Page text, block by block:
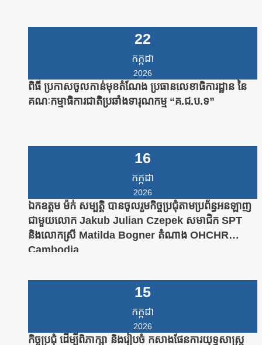
22
កក្កដា
2026
ពិធី ប្រកាសចូលកាន់មុខតំណែង ប្រធានលេខាធិការដ្ឋាន នៃ
គណៈកម្មាធិការជាតិប្រឆាំងទារុណកម្ម “គ.ជ.ប.ទ”
16
កក្កដា
2026
ឯកឧត្តម ម៉ក់ សម្បត្តិ បានចូលរួមកិច្ចប្រជុំតាមប្រព័ន្ធអនឡាញ
ជាមួយលោក Jakub Julian Czepek សមាជិក SPT
និងលោកស្រី Matilda Bogner តំណាង OHCHR
Cambodia
15
កក្កដា
2026
កិច្ចប្រជុំ ដើម្បីពិភាក្សា និងរៀបចំ កសាងផែនការយុទ្ធសាស្រ្ត